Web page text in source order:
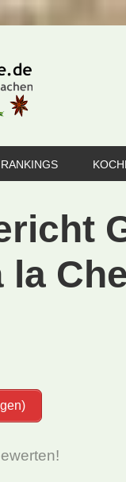
RANKINGS
la